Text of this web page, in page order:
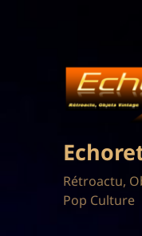
Rétroactu,
Pop Culture